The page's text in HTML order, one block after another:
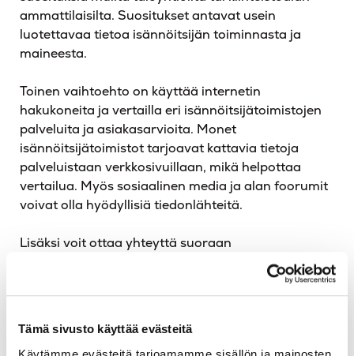
Tämä sivusto käyttää evästeitä
ammattilaisilta. Suositukset antavat usein
luotettavaa tietoa isännöitsijän toiminnasta ja
maineesta.
Toinen vaihtoehto on käyttää internetin
hakukoneita ja vertailla eri isännöitsijätoimistojen
palveluita ja asiakasarvioita. Monet
isännöitsijätoimistot tarjoavat kattavia tietoja
palveluistaan verkkosivuillaan, mikä helpottaa
vertailua. Myös sosiaalinen media ja alan foorumit
voivat olla hyödyllisiä tiedonlähteitä.
Lisäksi voit ottaa yhteyttä suoraan
isännöitsijätoimistoihin ja pyytää tarjouksia. Tämä
antaa mahdollisuuden keskustella suoraan
isännöitsijän kanssa ja arvioida, kuinka hyvin hän
että isännöitsijällä on tarvittavat sertifikaatit ja